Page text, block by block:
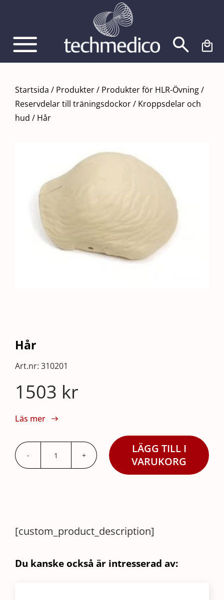
innehållet
Startsida / Produkter/ Produkter för HLR-Övning/
Reservdelar till träningsdockor/ Kroppsdelar och
hud / Hår
Hår
Art.nr: 310201
1503 kr
Läs mer
Hår
LÄGG TILL I
VARUKORG
[custom_product_description]
Du kanske också är intresserad av: